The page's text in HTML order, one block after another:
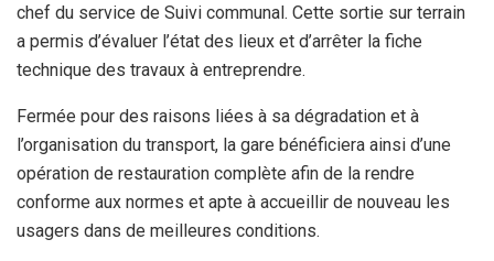
chef du service de Suivi communal. Cette sortie sur terrain
a permis d’évaluer l’état des lieux et d’arrêter la fiche
technique des travaux à entreprendre.
Fermée pour des raisons liées à sa dégradation et à
l’organisation du transport, la gare bénéficiera ainsi d’une
opération de restauration complète afin de la rendre
conforme aux normes et apte à accueillir de nouveau les
usagers dans de meilleures conditions.